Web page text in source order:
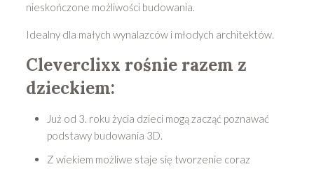
nieskończone możliwości budowania.
Idealny dla małych wynalazców i młodych architektów.
Cleverclixx rośnie razem z
dzieckiem:
Już od 3. roku życia dzieci mogą zacząć poznawać
podstawy budowania 3D.
Z wiekiem możliwe staje się tworzenie coraz